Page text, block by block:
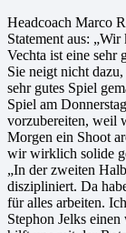
Headcoach Marco
Statement aus:
Vechta ist eine sehr
Sie neigt nicht
sehr gutes Spiel
Spiel am
vorzubereiten, weil
Morgen ein Shoot
wir wirklich solide
„In der zweiten
diszipliniert. Da
für alles arbeiten.
Stephon Jelks